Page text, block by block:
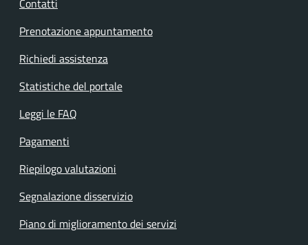
Prenotazione appuntamento
Richiedi assistenza
Statistiche del portale
Leggi le FAQ
Pagamenti
Riepilogo valutazioni
Segnalazione disservizio
Piano di miglioramento dei servizi